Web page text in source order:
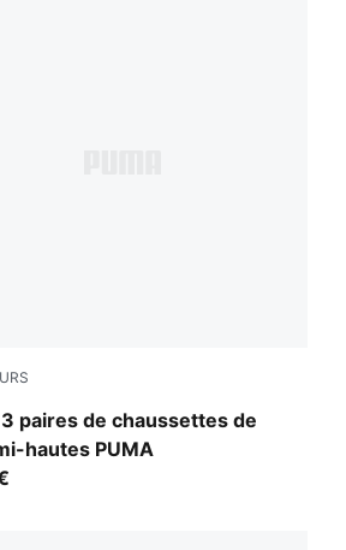
paires de chaussettes de
hautes PUMA